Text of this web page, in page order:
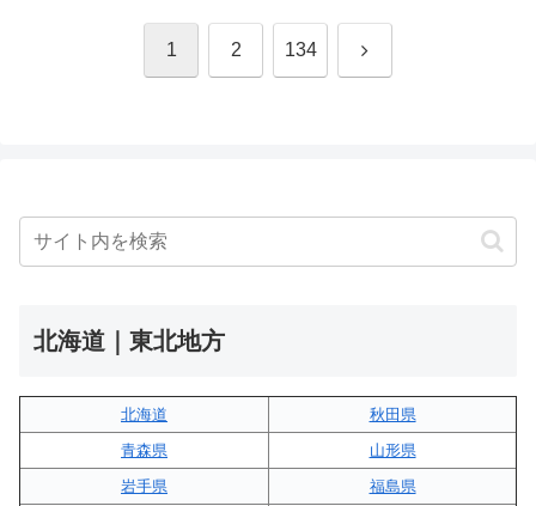
1 2 134 次
北海道｜東北地方
北海道
秋田県
青森県
山形県
岩手県
福島県